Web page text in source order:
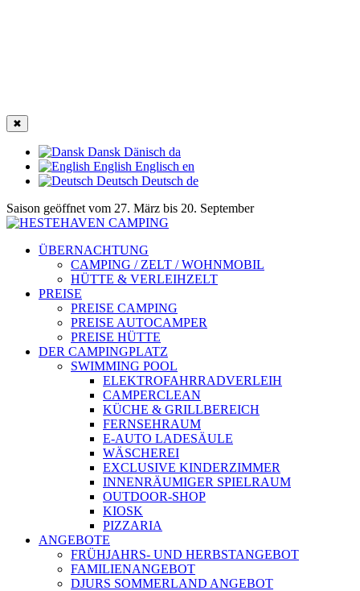
✖
Dansk Dänisch da
English Englisch en
Deutsch Deutsch de
Saison geöffnet vom 27. März bis 20. September
ÜBERNACHTUNG
CAMPING / ZELT / WOHNMOBIL
HÜTTE & VERLEIHZELT
PREISE
PREISE CAMPING
PREISE AUTOCAMPER
PREISE HÜTTE
DER CAMPINGPLATZ
SWIMMING POOL
ELEKTROFAHRRADVERLEIH
CAMPERCLEAN
KÜCHE & GRILLBEREICH
FERNSEHRAUM
E-AUTO LADESÄULE
WÄSCHEREI
EXCLUSIVE KINDERZIMMER
INNENRÄUMIGER SPIELRAUM
OUTDOOR-SHOP
KIOSK
PIZZARIA
ANGEBOTE
FRÜHJAHRS- UND HERBSTANGEBOT
FAMILIENANGEBOT
DJURS SOMMERLAND ANGEBOT